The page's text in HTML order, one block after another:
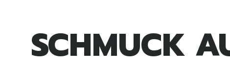
SCHMUCK